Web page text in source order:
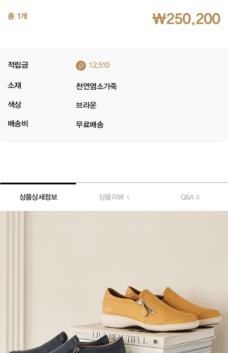
총 1개 ₩250,200
적립금 p 12,510
소재 천연염소가죽
색상 브라운
배송비 무료배송
상품상세정보 상품리뷰 1 Q&A0